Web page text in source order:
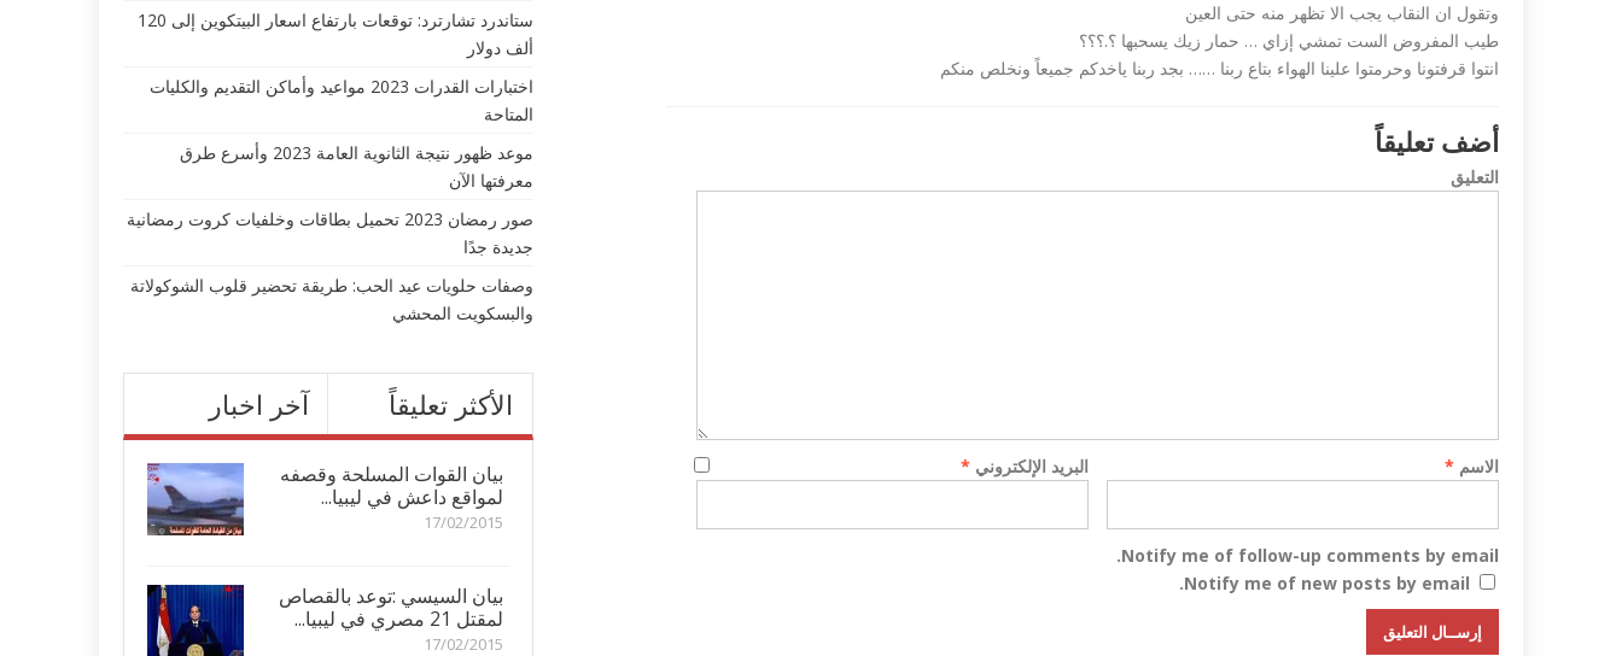
وتقول ان النقاب يجب الا تظهر منه حتى العين
طيب المفروض الست تمشي إزاي … حمار زيك يسحبها ؟.؟؟؟
انتوا قرفتونا وحرمتوا علينا الهواء بتاع ربنا …… بجد ربنا ياخدكم جميعاً ونخلص منكم
أضف تعليقاً
التعليق
الاسم * البريد الإلكتروني *
Notify me of follow-up comments by email.
Notify me of new posts by email.
ستاندرد تشارترد: توقعات بارتفاع اسعار البيتكوين إلى 120
ألف دولار
اختبارات القدرات 2023 مواعيد وأماكن التقديم والكليات
المتاحة
موعد ظهور نتيجة الثانوية العامة 2023 وأسرع طرق
معرفتها الآن
صور رمضان 2023 تحميل بطاقات وخلفيات كروت رمضانية
جديدة جدًا
وصفات حلويات عيد الحب: طريقة تحضير قلوب الشوكولاتة
والبسكويت المحشي
آخر اخبار الأكثر تعليقاً
بيان القوات المسلحة وقصفه
لمواقع داعش في ليبيا...
17/02/2015
بيان السيسي :توعد بالقصاص
لمقتل 21 مصري في ليبيا...
17/02/2015